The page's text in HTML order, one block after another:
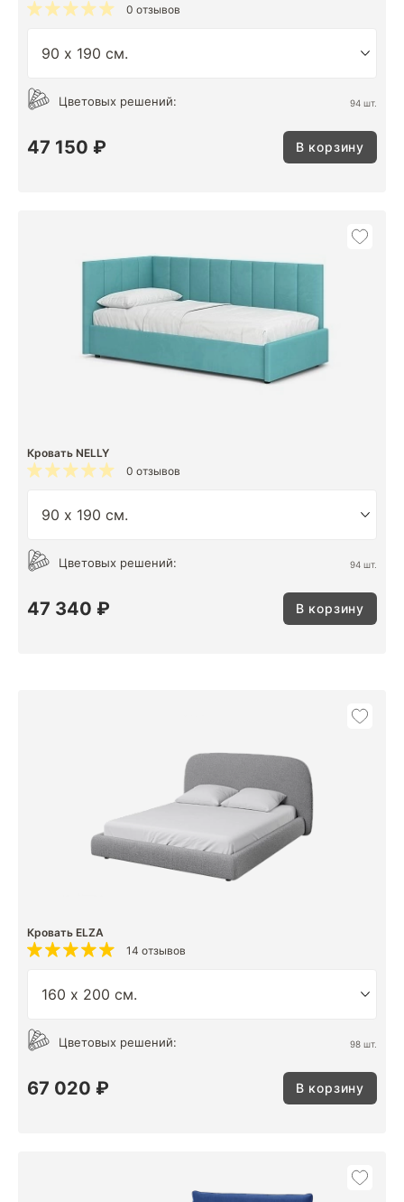
0 отзывов
Цветовых решений: 94 шт.
47 150 ₽ В корзину
Кровать NELLY
0 отзывов
Цветовых решений: 94 шт.
47 340 ₽ В корзину
Кровать ELZA
14 отзывов
Цветовых решений: 98 шт.
67 020 ₽ В корзину